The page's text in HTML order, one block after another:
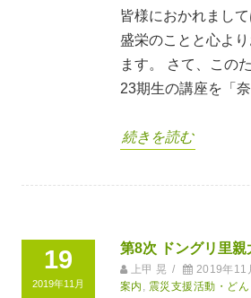
皆様におかれまし
盛栄のことと心よ
ます。 さて、この
23期生の講座を「
続きを読む
19
2019年11月
第8次 ドングリ里親
上甲 晃 / 2019年11
案内
震災支援活動・ど